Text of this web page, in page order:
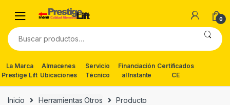
navigation
content
0
Buscar
por:
La Marca
Prestige Lift
Almacenes
Ubicaciones
Servicio
Técnico
Financiación
al Instante
Certificados
CE
Inicio Herramientas Otros Producto